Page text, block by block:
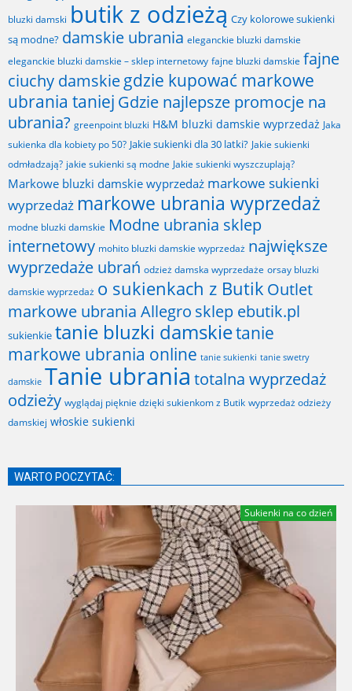
bluzki damski butik z odzieżą Czy kolorowe sukienki
są modne? damskie ubrania eleganckie bluzki damskie
eleganckie bluzki damskie – sklep internetowy fajne bluzki damskie fajne
ciuchy damskiegdzie kupować markowe
ubrania taniej Gdzie najlepsze promocje na
ubrania? greenpoint bluzki H&M bluzki damskie wyprzedaż Jaka
sukienka dla kobiety po 50? Jakie sukienki dla 30 latki? Jakie sukienki
odmładzają? jakie sukienki są modne Jakie sukienki wyszczuplają?
Markowe bluzki damskie wyprzedaż markowe sukienki
wyprzedaż markowe ubrania wyprzedaż
modne bluzki damskie Modne ubrania sklep
internetowy mohito bluzki damskie wyprzedaż największe
wyprzedaże ubrań odzież damska wyprzedaże orsay bluzki
damskie wyprzedaż o sukienkach z Butik Outlet
markowe ubrania Allegro sklep ebutik.pl
sukienkie tanie bluzki damskietanie
markowe ubrania online tanie sukienki tanie swetry
damskie Tanie ubrania totalna wyprzedaż
odzieży wyglądaj pięknie dzięki sukienkom z Butik wyprzedaż odzieży
damskiej włoskie sukienki
WARTO POCZYTAĆ:
Sukienki na co dzień